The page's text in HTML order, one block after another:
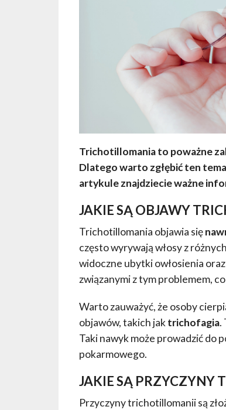
Trichotillomania to poważne
Dlatego warto zgłębić ten
artykule znajdziecie ważne
JAKIE SĄ OBJAWY
Trichotillomania objawia się
często wyrywają włosy z
widoczne ubytki owłosienia
związanymi z tym problemem,
Warto zauważyć, że osoby
objawów, takich jaktrichofagia.
Taki nawyk może prowadzić do
pokarmowego.
JAKIE SĄ PRZYCZYNY
Przyczyny trichotillomanii są